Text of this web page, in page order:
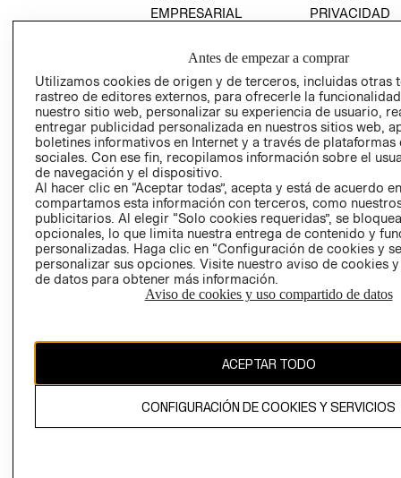
EMPRESARIAL
PRIVACIDAD
AVISO DE
COOKIES
LIBRO DE
Ecuador ($)
CAMBIAR REGIÓN
El contenido de esta página web está protegido por copyright y es
Antes de empezar a comprar
Utilizamos cookies de origen y de terceros, incluidas otras
rastreo de editores externos, para ofrecerle la
nuestro sitio web, personalizar su experiencia de usuario,
entregar publicidad personalizada en nuestros sitios web,
boletines informativos en Internet y a través de plataformas
sociales. Con ese fin, recopilamos información sobre el
de navegación y el dispositivo.
Al hacer clic en “Aceptar todas”, acepta y está de acuerdo
compartamos esta información con terceros, como
publicitarios. Al elegir “Solo cookies requeridas”, se
opcionales, lo que limita nuestra entrega de contenido y
personalizadas. Haga clic en “Configuración de cookies y
personalizar sus opciones. Visite nuestro aviso de cookies
de datos para obtener más información.
Aviso de cookies y uso compartido de datos
ACEPTAR TODO
CONFIGURACIÓN DE COOKIES Y SERVICIOS